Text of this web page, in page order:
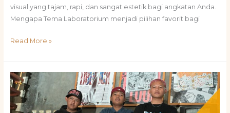
visual yang tajam, rapi, dan sangat estetik bagi angkatan Anda.
Mengapa Tema Laboratorium menjadi pilihan favorit bagi
Read More »
Ide
Foto
Yearbook